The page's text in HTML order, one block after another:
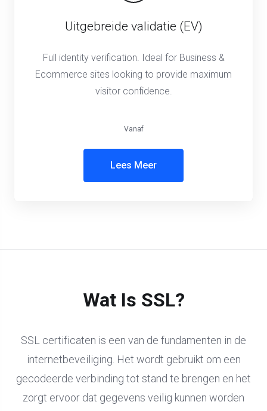
Uitgebreide validatie (EV)
Full identity verification. Ideal for Business &
Ecommerce sites looking to provide maximum
visitor confidence.
Vanaf
Lees Meer
Wat Is SSL?
SSL certificaten is een van de fundamenten in de
internetbeveiliging. Het wordt gebruikt om een
gecodeerde verbinding tot stand te brengen en het
zorgt ervoor dat gegevens veilig kunnen worden